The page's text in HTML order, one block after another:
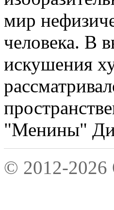
мир
человека. В
искушения
"Менины"
© 2012-2026